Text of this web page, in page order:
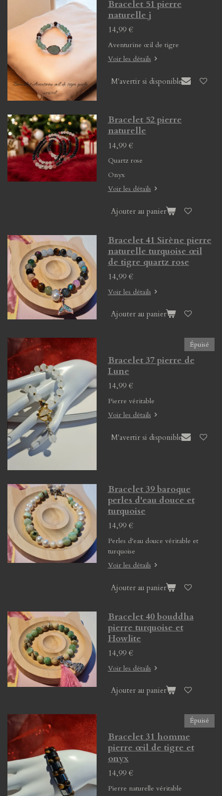
Bracelet 51 pierre
naturelle j
14,99 €
Aventurine œil de tigre
Voir les détails
M'avertir si disponible
Bracelet 52 pierre
naturelle
14,99 €
Quartz rose
Onyx
Voir les détails
Ajouter au panier
Bracelet 41 Sirène pierre
naturelle turquoise œil
de tigre quartz rose
14,99 €
Voir les détails
Ajouter au panier
Épuisé
Bracelet 37 pierre de
Lune
14,99 €
Pierre véritable
Voir les détails
M'avertir si disponible
Bracelet 39 baroque
perles d'eau douce et
turquoise
14,99 €
Perles d'eau douce véritable et
turquoise
Voir les détails
Ajouter au panier
Bracelet 40 bouddha
pierre turquoise et
Howlite
14,99 €
Voir les détails
Ajouter au panier
Épuisé
Bracelet 31 homme
pierre œil de tigre et
onyx
14,99 €
Pierre naturelle véritable